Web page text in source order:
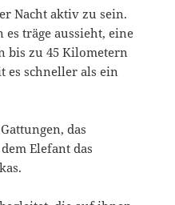
Nacht aktiv zu sein.
träge aussieht, eine
bis zu 45 Kilometern
es schneller als ein
das
Elefant das